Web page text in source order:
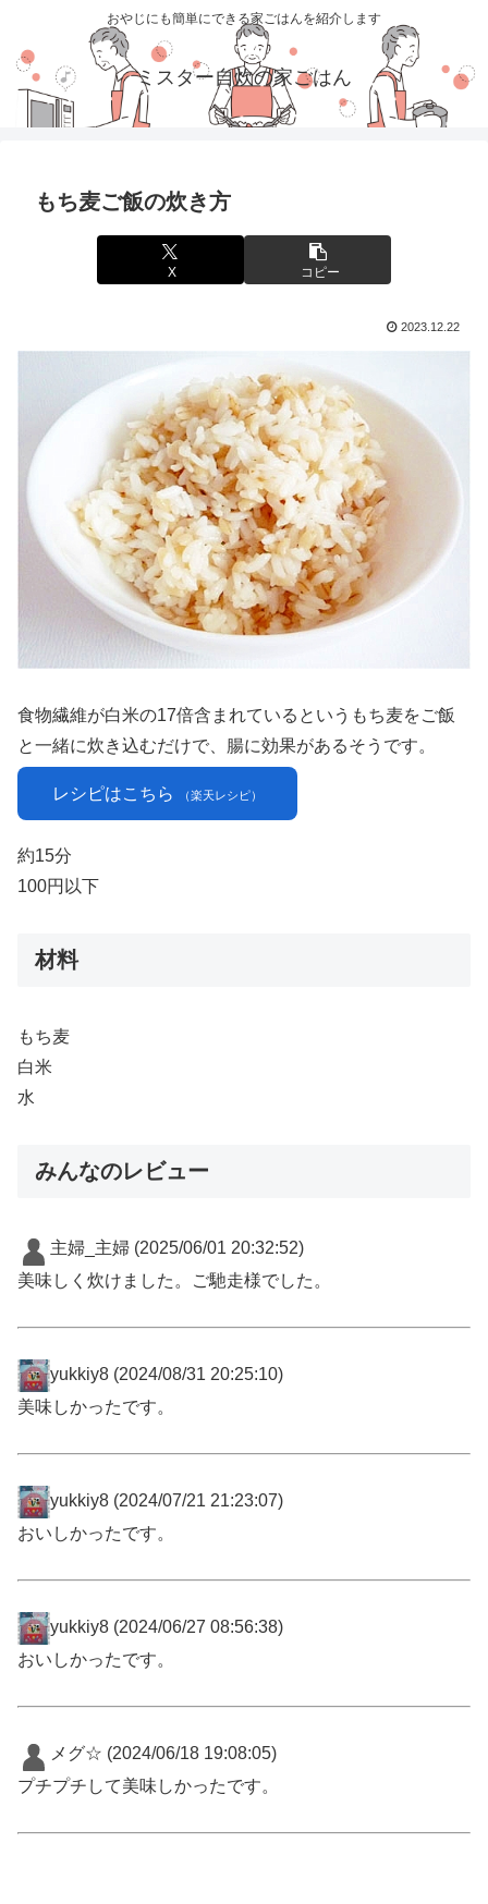
おやじにも簡単にできる家ごはんを紹介します
ミスター自炊の家ごはん
もち麦ご飯の炊き方
X コピー
2023.12.22
食物繊維が白米の17倍含まれているというもち麦をご飯
と一緒に炊き込むだけで、腸に効果があるそうです。
レシピはこちら （楽天レシピ）
約15分
100円以下
材料
もち麦
白米
水
みんなのレビュー
主婦_主婦 (2025/06/01 20:32:52)
美味しく炊けました。ご馳走様でした。
yukkiy8 (2024/08/31 20:25:10)
美味しかったです。
yukkiy8 (2024/07/21 21:23:07)
おいしかったです。
yukkiy8 (2024/06/27 08:56:38)
おいしかったです。
メグ☆ (2024/06/18 19:08:05)
プチプチして美味しかったです。